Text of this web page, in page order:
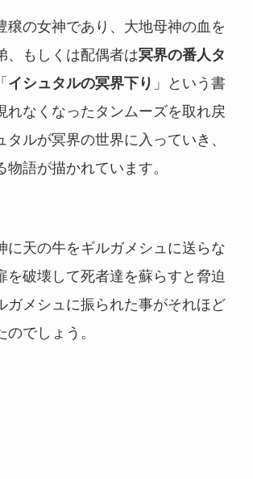
穣の女神であり、大地母神の血を
、もしくは配偶者は冥界の番人タ
イシュタルの冥界下り 」という書
れなくなったタンムーズを取れ戻
タルが冥界の世界に入っていき、
物語が描かれています。
に天の牛をギルガメシュに送らな
を破壊して死者達を蘇らすと脅迫
ガメシュに振られた事がそれほど
でしょう。